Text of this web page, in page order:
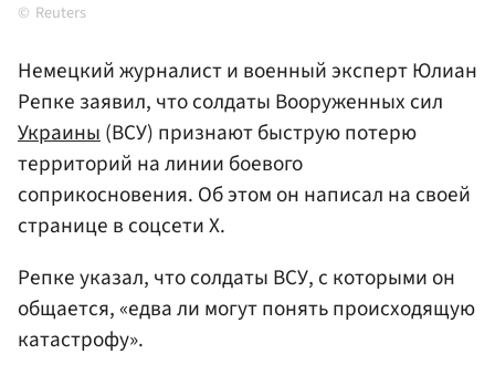
Reuters
Немецкий журналист и военный эксперт Юлиан
Репке заявил, что солдаты Вооруженных сил
Украины(ВСУ) признают быструю потерю
территорий на линии боевого
соприкосновения. Об этом он написал на своей
странице в соцсети Х.
Репке указал, что солдаты ВСУ, с которыми он
общается, «едва ли могут понять происходящую
катастрофу».